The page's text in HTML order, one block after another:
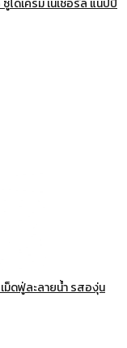
โดเครม เนเชอรัล แนปปี้
ม็ดฟู่ละลายน้ำ รสองุ่น